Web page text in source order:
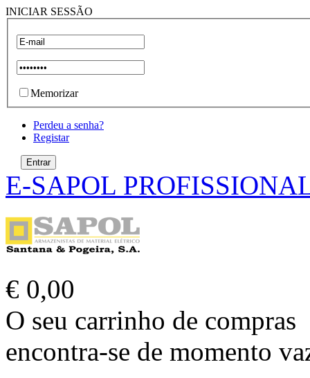
INICIAR SESSÃO
Memorizar
Perdeu a senha?
Registar
E-SAPOL
€ 0,00
O seu carrinho de compras
encontra-se de momento